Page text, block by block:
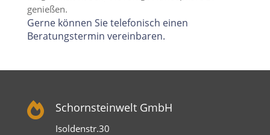
genießen.
Gerne können Sie telefonisch einen
Beratungstermin vereinbaren.
 Schornsteinwelt GmbH
Isoldenstr.30